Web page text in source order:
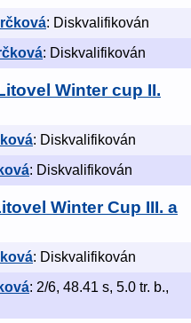
: Diskvalifikován
: Diskvalifikován
Winter cup II.
: Diskvalifikován
: Diskvalifikován
Winter Cup III. a
: Diskvalifikován
: 2/6, 48.41 s, 5.0 tr. b.,